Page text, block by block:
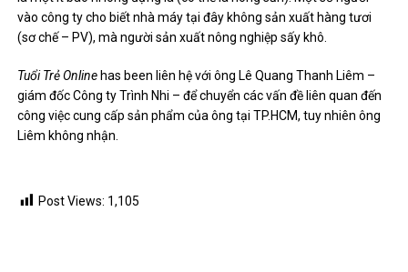
vào công ty cho biết nhà máy tại đây không sản xuất hàng tươi
(sơ chế – PV), mà người sản xuất nông nghiệp sấy khô.
Tuổi Trẻ Online has been liên hệ với ông Lê Quang Thanh Liêm –
giám đốc Công ty Trình Nhi – để chuyển các vấn đề liên quan đến
công việc cung cấp sản phẩm của ông tại TP.HCM, tuy nhiên ông
Liêm không nhận.
Post Views: 1,105